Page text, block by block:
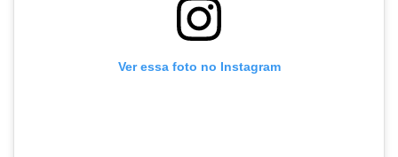
Ver essa foto no Instagram